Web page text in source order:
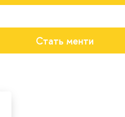
Стать менти